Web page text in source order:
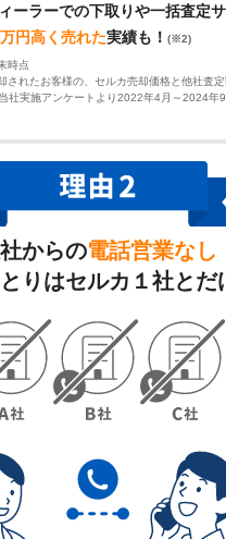
ーラーでの下取りや一括査定
円高く売れた実績も！ (※2)
時点
されたお客様の、セルカ売却価格と他社査
社実施アンケートより2022年4月～2024年
からの電話営業なし
りはセルカ１社とだ